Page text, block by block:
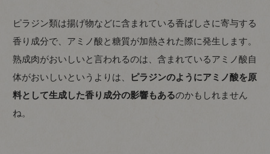
ピラジン類は揚げ物などに含まれている香ばしさに寄与する
香り成分で、アミノ酸と糖質が加熱された際に発生します。
熟成肉がおいしいと言われるのは、含まれているアミノ酸自
体がおいしいというよりは、
ピラジンのようにアミノ酸を原
料として生成した香り成分の影響もあるのかもしれません
ね。